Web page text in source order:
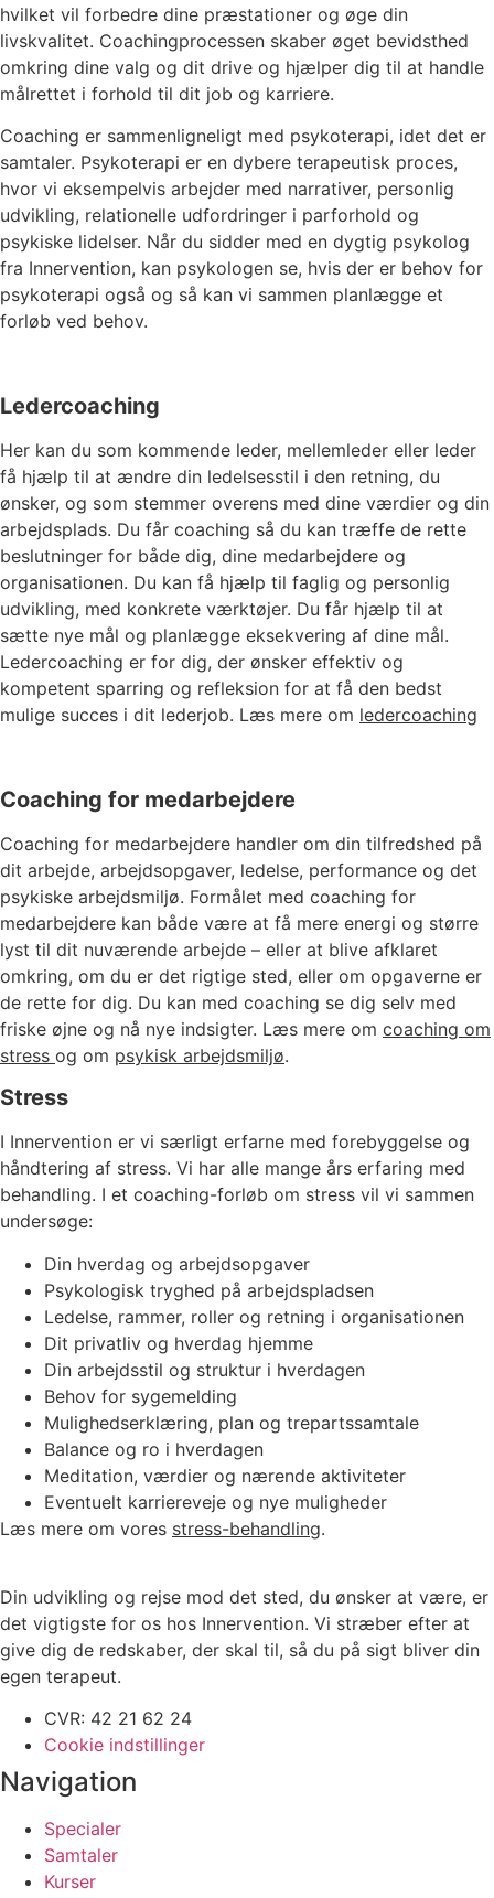
hvilket vil forbedre dine præstationer og øge din
livskvalitet. Coachingprocessen skaber øget bevidsthed
omkring dine valg og dit drive og hjælper dig til at handle
målrettet i forhold til dit job og karriere.
Coaching er sammenligneligt med psykoterapi, idet det er
samtaler. Psykoterapi er en dybere terapeutisk proces,
hvor vi eksempelvis arbejder med narrativer, personlig
udvikling, relationelle udfordringer i parforhold og
psykiske lidelser. Når du sidder med en dygtig psykolog
fra Innervention, kan psykologen se, hvis der er behov for
psykoterapi også og så kan vi sammen planlægge et
forløb ved behov.
Ledercoaching
Her kan du som kommende leder, mellemleder eller leder
få hjælp til at ændre din ledelsesstil i den retning, du
ønsker, og som stemmer overens med dine værdier og din
arbejdsplads. Du får coaching så du kan træffe de rette
beslutninger for både dig, dine medarbejdere og
organisationen. Du kan få hjælp til faglig og personlig
udvikling, med konkrete værktøjer. Du får hjælp til at
sætte nye mål og planlægge eksekvering af dine mål.
Ledercoaching er for dig, der ønsker effektiv og
kompetent sparring og refleksion for at få den bedst
mulige succes i dit lederjob. Læs mere om ledercoaching
Coaching for medarbejdere
Coaching for medarbejdere handler om din tilfredshed på
dit arbejde, arbejdsopgaver, ledelse, performance og det
psykiske arbejdsmiljø. Formålet med coaching for
medarbejdere kan både være at få mere energi og større
lyst til dit nuværende arbejde – eller at blive afklaret
omkring, om du er det rigtige sted, eller om opgaverne er
de rette for dig. Du kan med coaching se dig selv med
friske øjne og nå nye indsigter. Læs mere om coaching om
stress og om psykisk arbejdsmiljø.
Stress
I Innervention er vi særligt erfarne med forebyggelse og
håndtering af stress. Vi har alle mange års erfaring med
behandling. I et coaching-forløb om stress vil vi sammen
undersøge:
Din hverdag og arbejdsopgaver
Psykologisk tryghed på arbejdspladsen
Ledelse, rammer, roller og retning i organisationen
Dit privatliv og hverdag hjemme
Din arbejdsstil og struktur i hverdagen
Behov for sygemelding
Mulighedserklæring, plan og trepartssamtale
Balance og ro i hverdagen
Meditation, værdier og nærende aktiviteter
Eventuelt karriereveje og nye muligheder
Læs mere om vores stress-behandling.
Din udvikling og rejse mod det sted, du ønsker at være, er
det vigtigste for os hos Innervention. Vi stræber efter at
give dig de redskaber, der skal til, så du på sigt bliver din
egen terapeut.
CVR: 42 21 62 24
Cookie indstillinger
Navigation
Specialer
Samtaler
Kurser